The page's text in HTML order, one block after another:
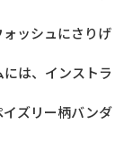
ッシュにさりげ
は、インストラ
ズリー柄バンダ